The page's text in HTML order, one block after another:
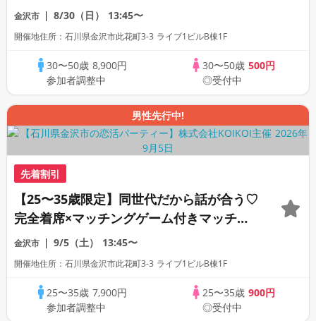
メコン
金沢市 8/30（日） 13:45〜
開催地住所：石川県金沢市此花町3-3 ライブ1ビルB棟1F
30〜50歳 8,900円
参加者調整中
30〜50歳 500円
◎受付中
男性先行中!
先着割引
【25〜35歳限定】同世代だから話が合う♡
完全着席×マッチングゲーム付きマッチン
グコン
金沢市 9/5（土） 13:45〜
開催地住所：石川県金沢市此花町3-3 ライブ1ビルB棟1F
25〜35歳 7,900円
参加者調整中
25〜35歳 900円
◎受付中